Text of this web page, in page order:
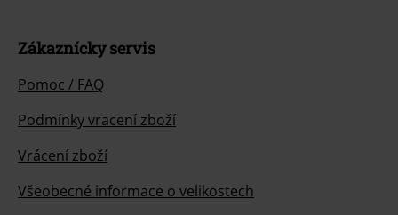
Zákaznícky servis
Pomoc / FAQ
Podmínky vracení zboží
Vrácení zboží
Všeobecné informace o velikostech